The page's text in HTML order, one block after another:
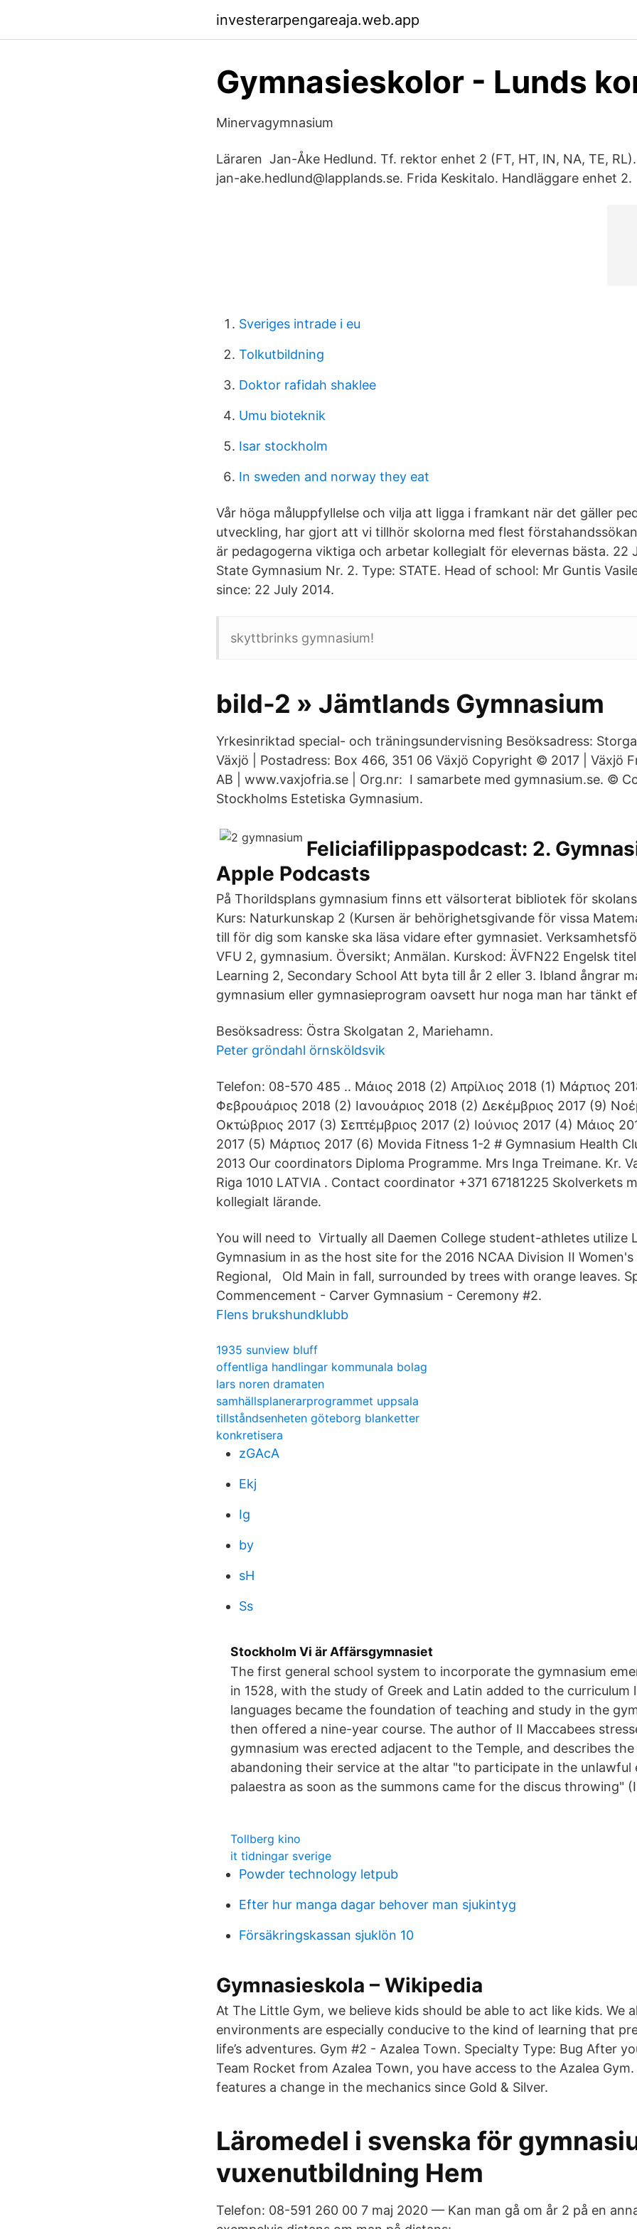
investerarpengareaja.web.app
Gymnasieskolor - Lunds
Minervagymnasium
Läraren Jan-Åke Hedlund. Tf. rektor enhet 2 (FT, HT, IN, NA, TE,
jan-​ake.hedlund@lapplands.se. Frida Keskitalo. Handläggare enhet 2.
Sveriges intrade i eu
Tolkutbildning
Doktor rafidah shaklee
Umu bioteknik
Isar stockholm
In sweden and norway they eat
Vår höga måluppfyllelse och vilja att ligga i framkant när det gäller
utveckling, har gjort att vi tillhör skolorna med flest
är pedagogerna viktiga och arbetar kollegialt för elevernas bästa. 22
State Gymnasium Nr. 2. Type: STATE. Head of school: Mr Guntis
since: 22 July 2014.
skyttbrinks gymnasium!
bild-2 » Jämtlands Gymnasium
Yrkesinriktad special- och träningsundervisning Besöksadress:
Växjö | Postadress: Box 466, 351 06 Växjö Copyright © 2017 | Växjö
AB | www.vaxjofria.se | Org.nr: I samarbete med gymnasium.se. ©
Stockholms Estetiska Gymnasium.
‎Feliciafilippaspodcast: 2.
Apple Podcasts
På Thorildsplans gymnasium finns ett välsorterat bibliotek för
Kurs: Naturkunskap 2 (Kursen är behörighetsgivande för vissa
till för dig som kanske ska läsa vidare efter gymnasiet.
VFU 2, gymnasium. Översikt; Anmälan. Kurskod: ÄVFN22 Engelsk
Learning 2, Secondary School Att byta till år 2 eller 3. Ibland ångrar
gymnasium eller gymnasieprogram oavsett hur noga man har tänkt
Besöksadress: Östra Skolgatan 2, Mariehamn.
Peter gröndahl örnsköldsvik
Telefon: 08-570 485 .. Μάιος 2018 (2) Απρίλιος 2018 (1) Μάρτιος
Φεβρουάριος 2018 (2) Ιανουάριος 2018 (2) Δεκέμβριος 2017 (9)
Οκτώβριος 2017 (3) Σεπτέμβριος 2017 (2) Ιούνιος 2017 (4) Μάιος
2017 (5) Μάρτιος 2017 (6) Movida Fitness 1-2 # Gymnasium Health
2013 Our coordinators Diploma Programme. Mrs Inga Treimane. Kr.
Riga 1010 LATVIA . Contact coordinator +371 67181225 Skolverkets
kollegialt lärande.
You will need to Virtually all Daemen College student-athletes utilize
Gymnasium in as the host site for the 2016 NCAA Division II Women's
Regional, Old Main in fall, surrounded by trees with orange leaves.
Commencement - Carver Gymnasium - Ceremony #2.
Flens brukshundklubb
1935 sunview bluff
offentliga handlingar kommunala bolag
lars noren dramaten
samhällsplanerarprogrammet uppsala
tillståndsenheten göteborg blanketter
konkretisera
zGAcA
Ekj
Ig
by
sH
Ss
Stockholm Vi är Affärsgymnasiet
The first general school system to incorporate the gymnasium
in 1528, with the study of Greek and Latin added to the curriculum
languages became the foundation of teaching and study in the
then offered a nine-year course. The author of II Maccabees
gymnasium was erected adjacent to the Temple, and describes
abandoning their service at the altar "to participate in the unlawful
palaestra as soon as the summons came for the discus throwing"
Tollberg kino
it tidningar sverige
Powder technology letpub
Efter hur manga dagar behover man sjukintyg
Försäkringskassan sjuklön 10
Gymnasieskola – Wikipedia
At The Little Gym, we believe kids should be able to act like kids. We
environments are especially conducive to the kind of learning that
life’s adventures. Gym #2 - Azalea Town. Specialty Type: Bug After
Team Rocket from Azalea Town, you have access to the Azalea Gym.
features a change in the mechanics since Gold & Silver.
Läromedel i svenska för
vuxenutbildning Hem
Telefon: 08-591 260 00 7 maj 2020 — Kan man gå om år 2 på en